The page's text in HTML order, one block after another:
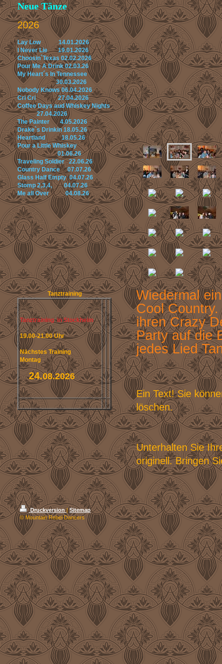
Wiedermal
Cool
ihren Crazy
Party auf die
jedes Lied
Ein Text! Sie
löschen.
Unterhalten Sie
originell. Bringen
Neue Tänze
2026
Lay Low 14.01.2026
I Never Lie 19.01.2026
Choosin´Texas 02.02.2026
Pour Me A Drink 02.03.26
My Heart´s In Tennessee
30.03.2026
Nobody Knows 06.04.2026
Cri Cri 27.04.2026
Coffee Days aud Whiskey Nights
27.04.2026
The Painter 4.05.2026
Drake`s Drinkin 18.05.26
Heartland 18.05.26
Pour a Little Whiskey
01.06.26
Traveling Soldier 22.06.26
Country Dance 07.07.26
Glass Half Empty 04.07.26
Stomp 2,3,4, 04.07.26
Me all Over 04.08.26
Tanztraining
Tanztraining in Stockheim
19.00-21.00 Uhr
Nächstes Training
Montag
24.08.2026
Druckversion| Sitemap
© Mountain Rebel Dancers